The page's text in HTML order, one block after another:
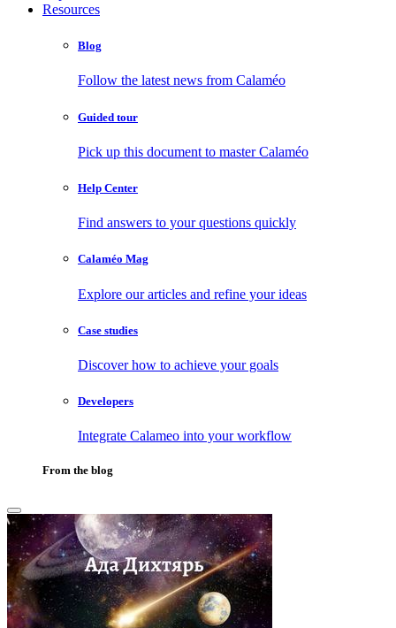
Resources
Blog
Follow the latest news from Calaméo
Guided tour
Pick up this document to master Calaméo
Help Center
Find answers to your questions quickly
Calaméo Mag
Explore our articles and refine your ideas
Case studies
Discover how to achieve your goals
Developers
Integrate Calameo into your workflow
From the blog